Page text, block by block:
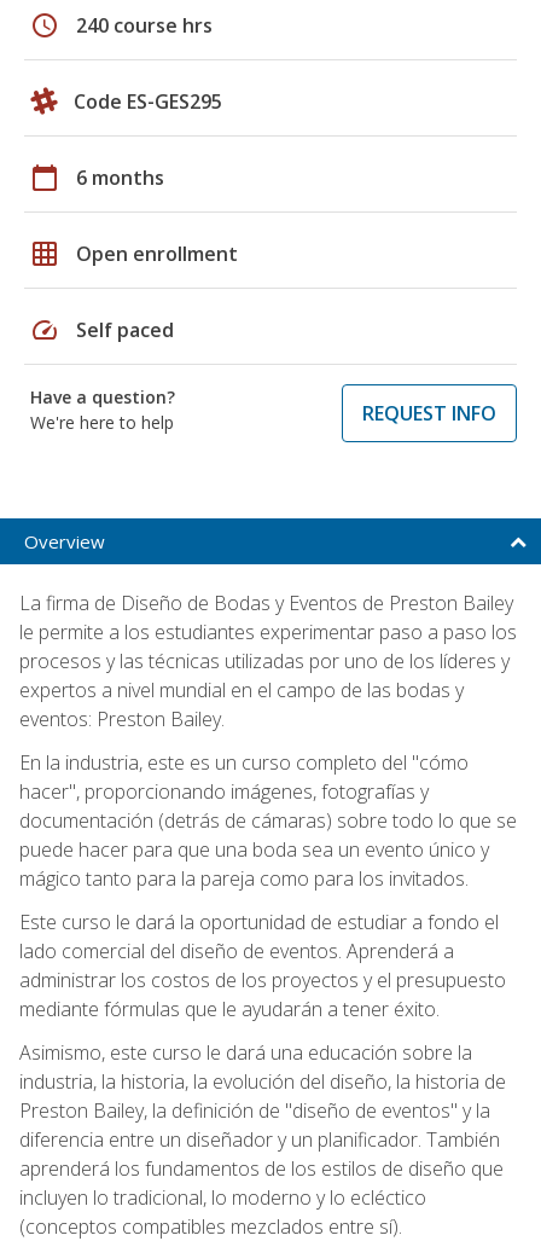
schedule 240 course hrs
Code ES-GES295
calendar_today 6 months
grid_on Open enrollment
speed Self paced
Have a question?
We're here to help
REQUEST INFO
Overview
La firma de Diseño de Bodas y Eventos de Preston Bailey
le permite a los estudiantes experimentar paso a paso los
procesos y las técnicas utilizadas por uno de los líderes y
expertos a nivel mundial en el campo de las bodas y
eventos: Preston Bailey.
En la industria, este es un curso completo del "cómo
hacer", proporcionando imágenes, fotografías y
documentación (detrás de cámaras) sobre todo lo que se
puede hacer para que una boda sea un evento único y
mágico tanto para la pareja como para los invitados.
Este curso le dará la oportunidad de estudiar a fondo el
lado comercial del diseño de eventos. Aprenderá a
administrar los costos de los proyectos y el presupuesto
mediante fórmulas que le ayudarán a tener éxito.
Asimismo, este curso le dará una educación sobre la
industria, la historia, la evolución del diseño, la historia de
Preston Bailey, la definición de "diseño de eventos" y la
diferencia entre un diseñador y un planificador. También
aprenderá los fundamentos de los estilos de diseño que
incluyen lo tradicional, lo moderno y lo ecléctico
(conceptos compatibles mezclados entre sí).